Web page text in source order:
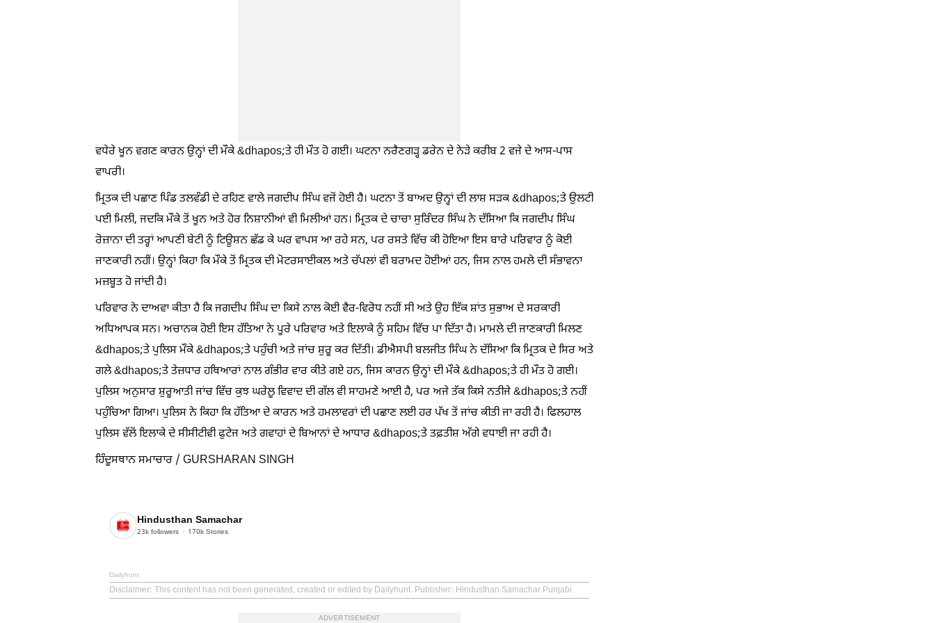
ਵਧੇਰੇ ਖੂਨ ਵਗਣ ਕਾਰਨ ਉਨ੍ਹਾਂ ਦੀ ਮੌਕੇ &dhapos;ਤੇ ਹੀ ਮੌਤ ਹੋ ਗਈ। ਘਟਨਾ ਨਰੈਣਗੜ੍ਹ ਡਰੇਨ ਦੇ ਨੇੜੇ ਕਰੀਬ 2 ਵਜੇ ਦੇ ਆਸ-ਪਾਸ
ਵਾਪਰੀ।
ਮ੍ਰਿਤਕ ਦੀ ਪਛਾਣ ਪਿੰਡ ਤਲਵੰਡੀ ਦੇ ਰਹਿਣ ਵਾਲੇ ਜਗਦੀਪ ਸਿੰਘ ਵਜੋਂ ਹੋਈ ਹੈ। ਘਟਨਾ ਤੋਂ ਬਾਅਦ ਉਨ੍ਹਾਂ ਦੀ ਲਾਸ਼ ਸੜਕ &dhapos;ਤੇ ਉਲਟੀ
ਪਈ ਮਿਲੀ, ਜਦਕਿ ਮੌਕੇ ਤੋਂ ਖੂਨ ਅਤੇ ਹੋਰ ਨਿਸ਼ਾਨੀਆਂ ਵੀ ਮਿਲੀਆਂ ਹਨ। ਮ੍ਰਿਤਕ ਦੇ ਚਾਚਾ ਸੁਰਿੰਦਰ ਸਿੰਘ ਨੇ ਦੱਸਿਆ ਕਿ ਜਗਦੀਪ ਸਿੰਘ
ਰੋਜ਼ਾਨਾ ਦੀ ਤਰ੍ਹਾਂ ਆਪਣੀ ਬੇਟੀ ਨੂੰ ਟਿਊਸ਼ਨ ਛੱਡ ਕੇ ਘਰ ਵਾਪਸ ਆ ਰਹੇ ਸਨ, ਪਰ ਰਸਤੇ ਵਿੱਚ ਕੀ ਹੋਇਆ ਇਸ ਬਾਰੇ ਪਰਿਵਾਰ ਨੂੰ ਕੋਈ
ਜਾਣਕਾਰੀ ਨਹੀਂ। ਉਨ੍ਹਾਂ ਕਿਹਾ ਕਿ ਮੌਕੇ ਤੋਂ ਮ੍ਰਿਤਕ ਦੀ ਮੋਟਰਸਾਈਕਲ ਅਤੇ ਚੱਪਲਾਂ ਵੀ ਬਰਾਮਦ ਹੋਈਆਂ ਹਨ, ਜਿਸ ਨਾਲ ਹਮਲੇ ਦੀ ਸੰਭਾਵਨਾ
ਮਜ਼ਬੂਤ ਹੋ ਜਾਂਦੀ ਹੈ।
ਪਰਿਵਾਰ ਨੇ ਦਾਅਵਾ ਕੀਤਾ ਹੈ ਕਿ ਜਗਦੀਪ ਸਿੰਘ ਦਾ ਕਿਸੇ ਨਾਲ ਕੋਈ ਵੈਰ-ਵਿਰੋਧ ਨਹੀਂ ਸੀ ਅਤੇ ਉਹ ਇੱਕ ਸ਼ਾਂਤ ਸੁਭਾਅ ਦੇ ਸਰਕਾਰੀ
ਅਧਿਆਪਕ ਸਨ। ਅਚਾਨਕ ਹੋਈ ਇਸ ਹੱਤਿਆ ਨੇ ਪੂਰੇ ਪਰਿਵਾਰ ਅਤੇ ਇਲਾਕੇ ਨੂੰ ਸਹਿਮ ਵਿੱਚ ਪਾ ਦਿੱਤਾ ਹੈ। ਮਾਮਲੇ ਦੀ ਜਾਣਕਾਰੀ ਮਿਲਣ
&dhapos;ਤੇ ਪੁਲਿਸ ਮੌਕੇ &dhapos;ਤੇ ਪਹੁੰਚੀ ਅਤੇ ਜਾਂਚ ਸ਼ੁਰੂ ਕਰ ਦਿੱਤੀ। ਡੀਐਸਪੀ ਬਲਜੀਤ ਸਿੰਘ ਨੇ ਦੱਸਿਆ ਕਿ ਮ੍ਰਿਤਕ ਦੇ ਸਿਰ ਅਤੇ
ਗਲੇ &dhapos;ਤੇ ਤੇਜ਼ਧਾਰ ਹਥਿਆਰਾਂ ਨਾਲ ਗੰਭੀਰ ਵਾਰ ਕੀਤੇ ਗਏ ਹਨ, ਜਿਸ ਕਾਰਨ ਉਨ੍ਹਾਂ ਦੀ ਮੌਕੇ &dhapos;ਤੇ ਹੀ ਮੌਤ ਹੋ ਗਈ।
ਪੁਲਿਸ ਅਨੁਸਾਰ ਸ਼ੁਰੂਆਤੀ ਜਾਂਚ ਵਿੱਚ ਕੁਝ ਘਰੇਲੂ ਵਿਵਾਦ ਦੀ ਗੱਲ ਵੀ ਸਾਹਮਣੇ ਆਈ ਹੈ, ਪਰ ਅਜੇ ਤੱਕ ਕਿਸੇ ਨਤੀਜੇ &dhapos;ਤੇ ਨਹੀਂ
ਪਹੁੰਚਿਆ ਗਿਆ। ਪੁਲਿਸ ਨੇ ਕਿਹਾ ਕਿ ਹੱਤਿਆ ਦੇ ਕਾਰਨ ਅਤੇ ਹਮਲਾਵਰਾਂ ਦੀ ਪਛਾਣ ਲਈ ਹਰ ਪੱਖ ਤੋਂ ਜਾਂਚ ਕੀਤੀ ਜਾ ਰਹੀ ਹੈ। ਫਿਲਹਾਲ
ਪੁਲਿਸ ਵੱਲੋਂ ਇਲਾਕੇ ਦੇ ਸੀਸੀਟੀਵੀ ਫੁਟੇਜ ਅਤੇ ਗਵਾਹਾਂ ਦੇ ਬਿਆਨਾਂ ਦੇ ਆਧਾਰ &dhapos;ਤੇ ਤਫ਼ਤੀਸ਼ ਅੱਗੇ ਵਧਾਈ ਜਾ ਰਹੀ ਹੈ।
ਹਿੰਦੂਸਥਾਨ ਸਮਾਚਾਰ / GURSHARAN SINGH
Hindusthan Samachar
23k followers 170k Stories
Dailyhunt
Disclaimer: This content has not been generated, created or edited by Dailyhunt. Publisher: Hindusthan Samachar Punjabi
ADVERTISEMENT